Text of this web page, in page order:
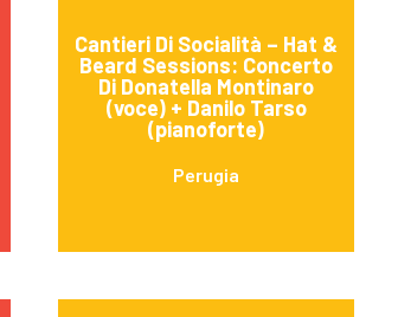
Cantieri Di Socialità – Hat &
Beard Sessions: Concerto
Di Donatella Montinaro
(voce) + Danilo Tarso
(pianoforte)
Perugia